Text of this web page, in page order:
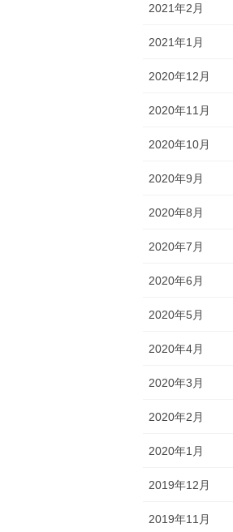
2021年2月
2021年1月
2020年12月
2020年11月
2020年10月
2020年9月
2020年8月
2020年7月
2020年6月
2020年5月
2020年4月
2020年3月
2020年2月
2020年1月
2019年12月
2019年11月